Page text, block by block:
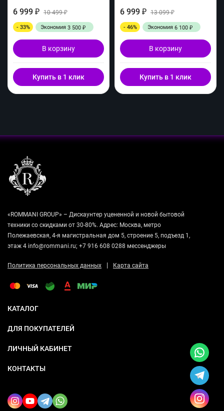
6 999 ₽ 10 499₽
- 33% Экономия 3 500 ₽
В корзину
Купить в 1 клик
6 999 ₽ 13 099₽
- 46% Экономия 6 100 ₽
В корзину
Купить в 1 клик
«ROMMANI GROUP» – Дискаунтер уцененной и новой бытовой
техники со скидками от 30-80%. Адрес: Москва, метро
Полежаевская, 4-я магистральная дом 5, строение 5, подъезд 1,
этаж 4 info@rommani.ru; +7 916 608 0288 мессенджеры
Политика персональных данных | Карта сайта
КАТАЛОГ
ДЛЯ ПОКУПАТЕЛЕЙ
ЛИЧНЫЙ КАБИНЕТ
КОНТАКТЫ